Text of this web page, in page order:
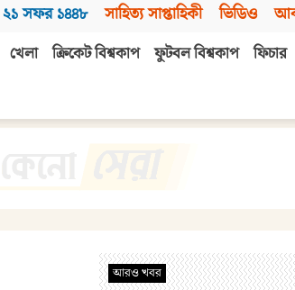
২১ সফর ১৪৪৮ সাহিত্য সাপ্তাহিকী ভিডিও
খেলা ক্রিকেট বিশ্বকাপ ফুটবল বিশ্বকাপ ফিচার
আরও খবর